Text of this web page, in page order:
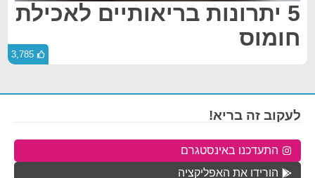
5 יתרונות בריאותיים לאכילת
חומוס
3,785
לעקוב זה בריא!
התעדכנו באינסטגרם
הורידו את האפליקציה